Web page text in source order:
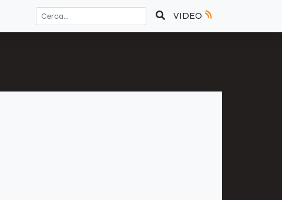
VIDEO